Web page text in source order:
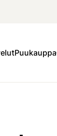
Puukauppa